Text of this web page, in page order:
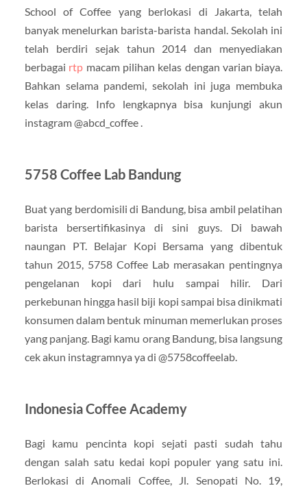
School of Coffee yang berlokasi di Jakarta, telah
banyak menelurkan barista-barista handal. Sekolah ini
telah berdiri sejak tahun 2014 dan menyediakan
berbagai rtp macam pilihan kelas dengan varian biaya.
Bahkan selama pandemi, sekolah ini juga membuka
kelas daring. Info lengkapnya bisa kunjungi akun
instagram @abcd_coffee .
5758 Coffee Lab Bandung
Buat yang berdomisili di Bandung, bisa ambil pelatihan
barista bersertifikasinya di sini guys. Di bawah
naungan PT. Belajar Kopi Bersama yang dibentuk
tahun 2015, 5758 Coffee Lab merasakan pentingnya
pengelanan kopi dari hulu sampai hilir. Dari
perkebunan hingga hasil biji kopi sampai bisa dinikmati
konsumen dalam bentuk minuman memerlukan proses
yang panjang. Bagi kamu orang Bandung, bisa langsung
cek akun instagramnya ya di @5758coffeelab.
Indonesia Coffee Academy
Bagi kamu pencinta kopi sejati pasti sudah tahu
dengan salah satu kedai kopi populer yang satu ini.
Berlokasi di Anomali Coffee, Jl. Senopati No. 19,